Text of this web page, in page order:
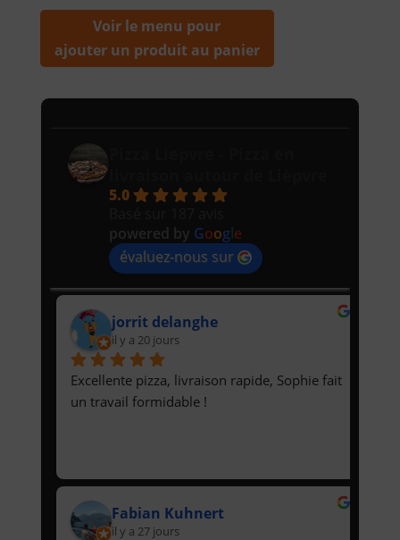
Voir le menu pour
ajouter un produit au panier
5.0
powered by Google
évaluez-nous sur
jorrit delanghe
il y a 20 jours
Excellente pizza, livraison rapide, Sophie fait
un travail formidable !
Fabian Kuhnert
il y a 27 jours